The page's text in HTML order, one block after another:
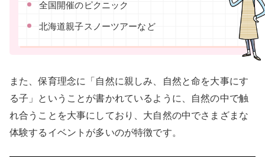
全国開催のピクニック
北海道親子スノーツアーなど
また、保育理念に「自然に親しみ、自然と命を大事にす
る子」ということが書かれているように、自然の中で触
れ合うことを大事にしており、大自然の中でさまざまな
体験するイベントが多いのが特徴です。